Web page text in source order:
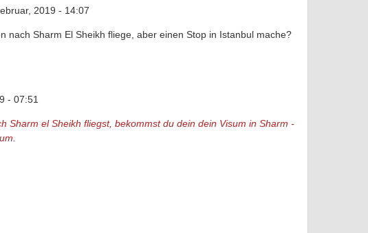
2019 - 14:07
nach Sharm El Sheikh fliege, aber einen Stop in Istanbul mache?
- 07:51
Sharm el Sheikh fliegst, bekommst du dein dein Visum in Sharm -